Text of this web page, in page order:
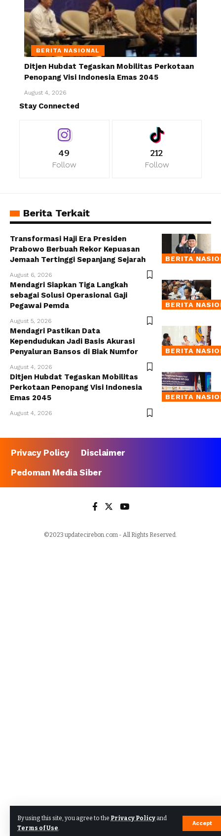
By using this site, you agree to the Privacy Policy and
Terms of Use.
Accept
BERITA NASIONAL
Ditjen Hubdat Tegaskan Mobilitas Perkotaan
Penopang Visi Indonesia Emas 2045
August 4, 2026
Stay Connected
49
Follow
212
Follow
Berita Terkait
BERITA
Transformasi Haji Era Presiden
Prabowo Berbuah Rekor Kepuasan
Jemaah Tertinggi Sepanjang Sejarah
August 6, 2026
BERITA
Mendagri Siapkan Tiga Langkah
sebagai Solusi Operasional Gaji
Pegawai Pemda
August 5, 2026
BERITA
Mendagri Pastikan Data
Kependudukan Jadi Basis Akurasi
Penyaluran Bansos di Biak Numfor
August 4, 2026
BERITA
Ditjen Hubdat Tegaskan Mobilitas
Perkotaan Penopang Visi Indonesia
Emas 2045
August 4, 2026
Privacy Policy
Disclaimer
Pedoman Media Siber
©2023 updatecirebon.com - All Rights Reserved.